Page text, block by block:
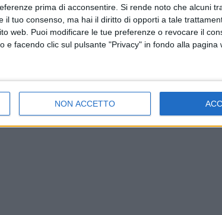
prima di acconsentire. Si rende noto che alcuni
il tuo consenso, ma hai il diritto di opporti a tale
web. Puoi modificare le tue preferenze o revocare il
e facendo clic sul pulsante "Privacy" in fondo alla pagina
NON ACCETTO